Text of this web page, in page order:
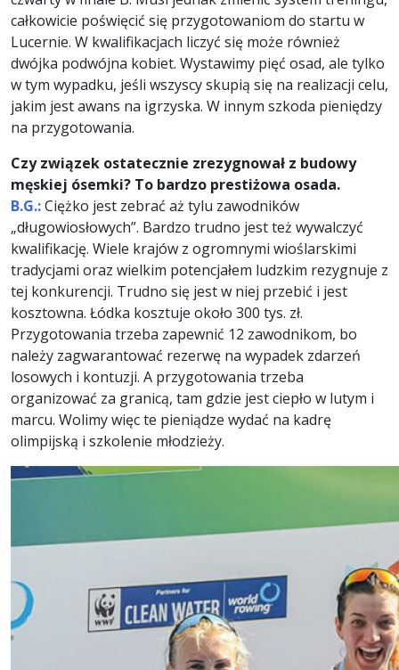
całkowicie poświęcić się przygotowaniom do startu w
Lucernie. W kwalifikacjach liczyć się może również
dwójka podwójna kobiet. Wystawimy pięć osad, ale tylko
w tym wypadku, jeśli wszyscy skupią się na realizacji celu,
jakim jest awans na igrzyska. W innym szkoda pieniędzy
na przygotowania.
Czy związek ostatecznie zrezygnował z budowy
męskiej ósemki? To bardzo prestiżowa osada.
B.G.:Ciężko jest zebrać aż tylu zawodników
„długowiosłowych”. Bardzo trudno jest też wywalczyć
kwalifikację. Wiele krajów z ogromnymi wioślarskimi
tradycjami oraz wielkim potencjałem ludzkim rezygnuje z
tej konkurencji. Trudno się jest w niej przebić i jest
kosztowna. Łódka kosztuje około 300 tys. zł.
Przygotowania trzeba zapewnić 12 zawodnikom, bo
należy zagwarantować rezerwę na wypadek zdarzeń
losowych i kontuzji. A przygotowania trzeba
organizować za granicą, tam gdzie jest ciepło w lutym i
marcu. Wolimy więc te pieniądze wydać na kadrę
olimpijską i szkolenie młodzieży.